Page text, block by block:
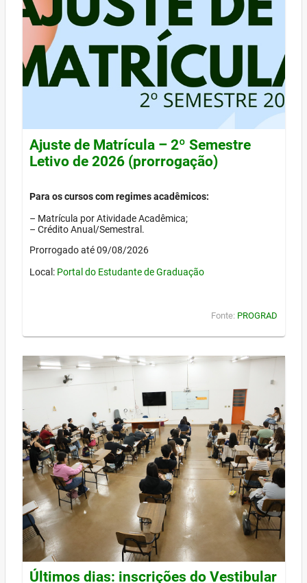
Ajuste de Matrícula – 2º Semestre
Letivo de 2026 (prorrogação)
Para os cursos com regimes acadêmicos:
– Matrícula por Atividade Acadêmica;
– Crédito Anual/Semestral.
Prorrogado até 09/08/2026
Local: Portal do Estudante de Graduação
Fonte: PROGRAD
Últimos dias: inscrições do Vestibular